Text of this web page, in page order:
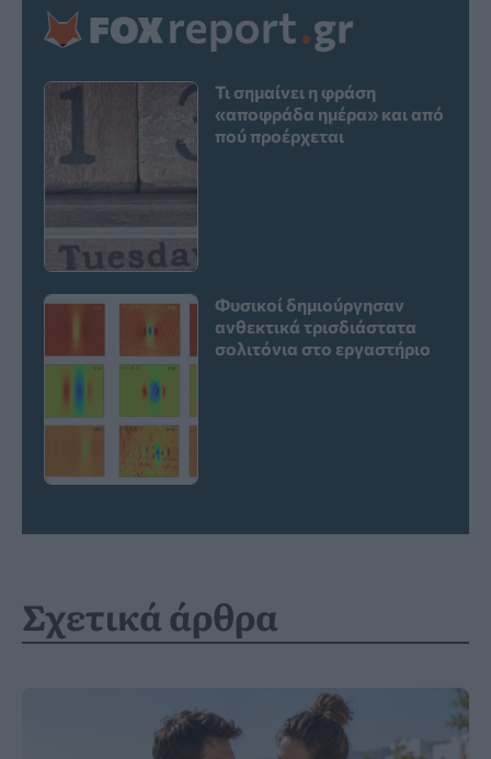
Τι σημαίνει η φράση
«αποφράδα ημέρα» και από
πού προέρχεται
Φυσικοί δημιούργησαν
ανθεκτικά τρισδιάστατα
σολιτόνια στο εργαστήριο
Σχετικά άρθρα